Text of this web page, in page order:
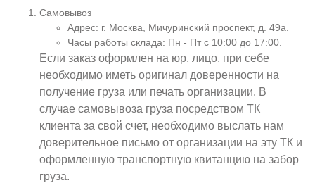
Самовывоз
Адрес: г. Москва, Мичуринский проспект, д. 49а.
Часы работы склада: Пн - Пт с 10:00 до 17:00.
Если заказ оформлен на юр. лицо, при себе
необходимо иметь оригинал доверенности на
получение груза или печать организации. В
случае самовывоза груза посредством ТК
клиента за свой счет, необходимо выслать нам
доверительное письмо от организации на эту ТК и
оформленную транспортную квитанцию на забор
груза.